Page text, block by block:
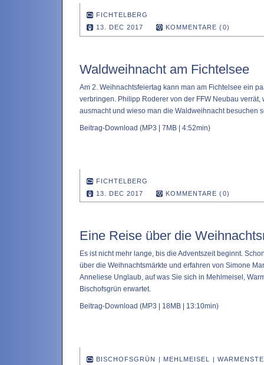
FICHTELBERG
13. DEC 2017
KOMMENTARE (0)
Waldweihnacht am Fichtelsee
Am 2. Weihnachtsfeiertag kann man am Fichtelsee ein
verbringen. Philipp Roderer von der FFW Neubau verrät,
ausmacht und wieso man die Waldweihnacht besuchen
Beitrag-Download (MP3 | 7MB | 4:52min)
FICHTELBERG
13. DEC 2017
KOMMENTARE (0)
Eine Reise über die
Es ist nicht mehr lange, bis die Adventszeit beginnt.
über die Weihnachtsmärkte und erfahren von Simone
Anneliese Unglaub, auf was Sie sich in Mehlmeisel,
Bischofsgrün erwartet.
Beitrag-Download (MP3 | 18MB | 13:10min)
BISCHOFSGRÜN | MEHLMEISEL |